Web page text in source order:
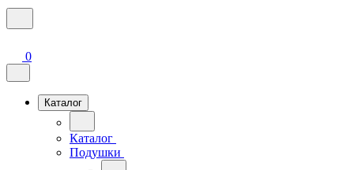
0
Каталог
Каталог
Подушки